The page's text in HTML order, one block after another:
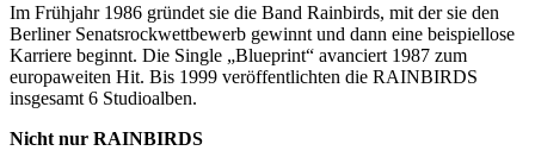
Im Frühjahr 1986 gründet sie die Band Rainbirds, mit der sie den
Berliner Senatsrockwettbewerb gewinnt und dann eine beispiellose
Karriere beginnt. Die Single „Blueprint“ avanciert 1987 zum
europaweiten Hit. Bis 1999 veröffentlichten die RAINBIRDS
insgesamt 6 Studioalben.
Nicht nur RAINBIRDS